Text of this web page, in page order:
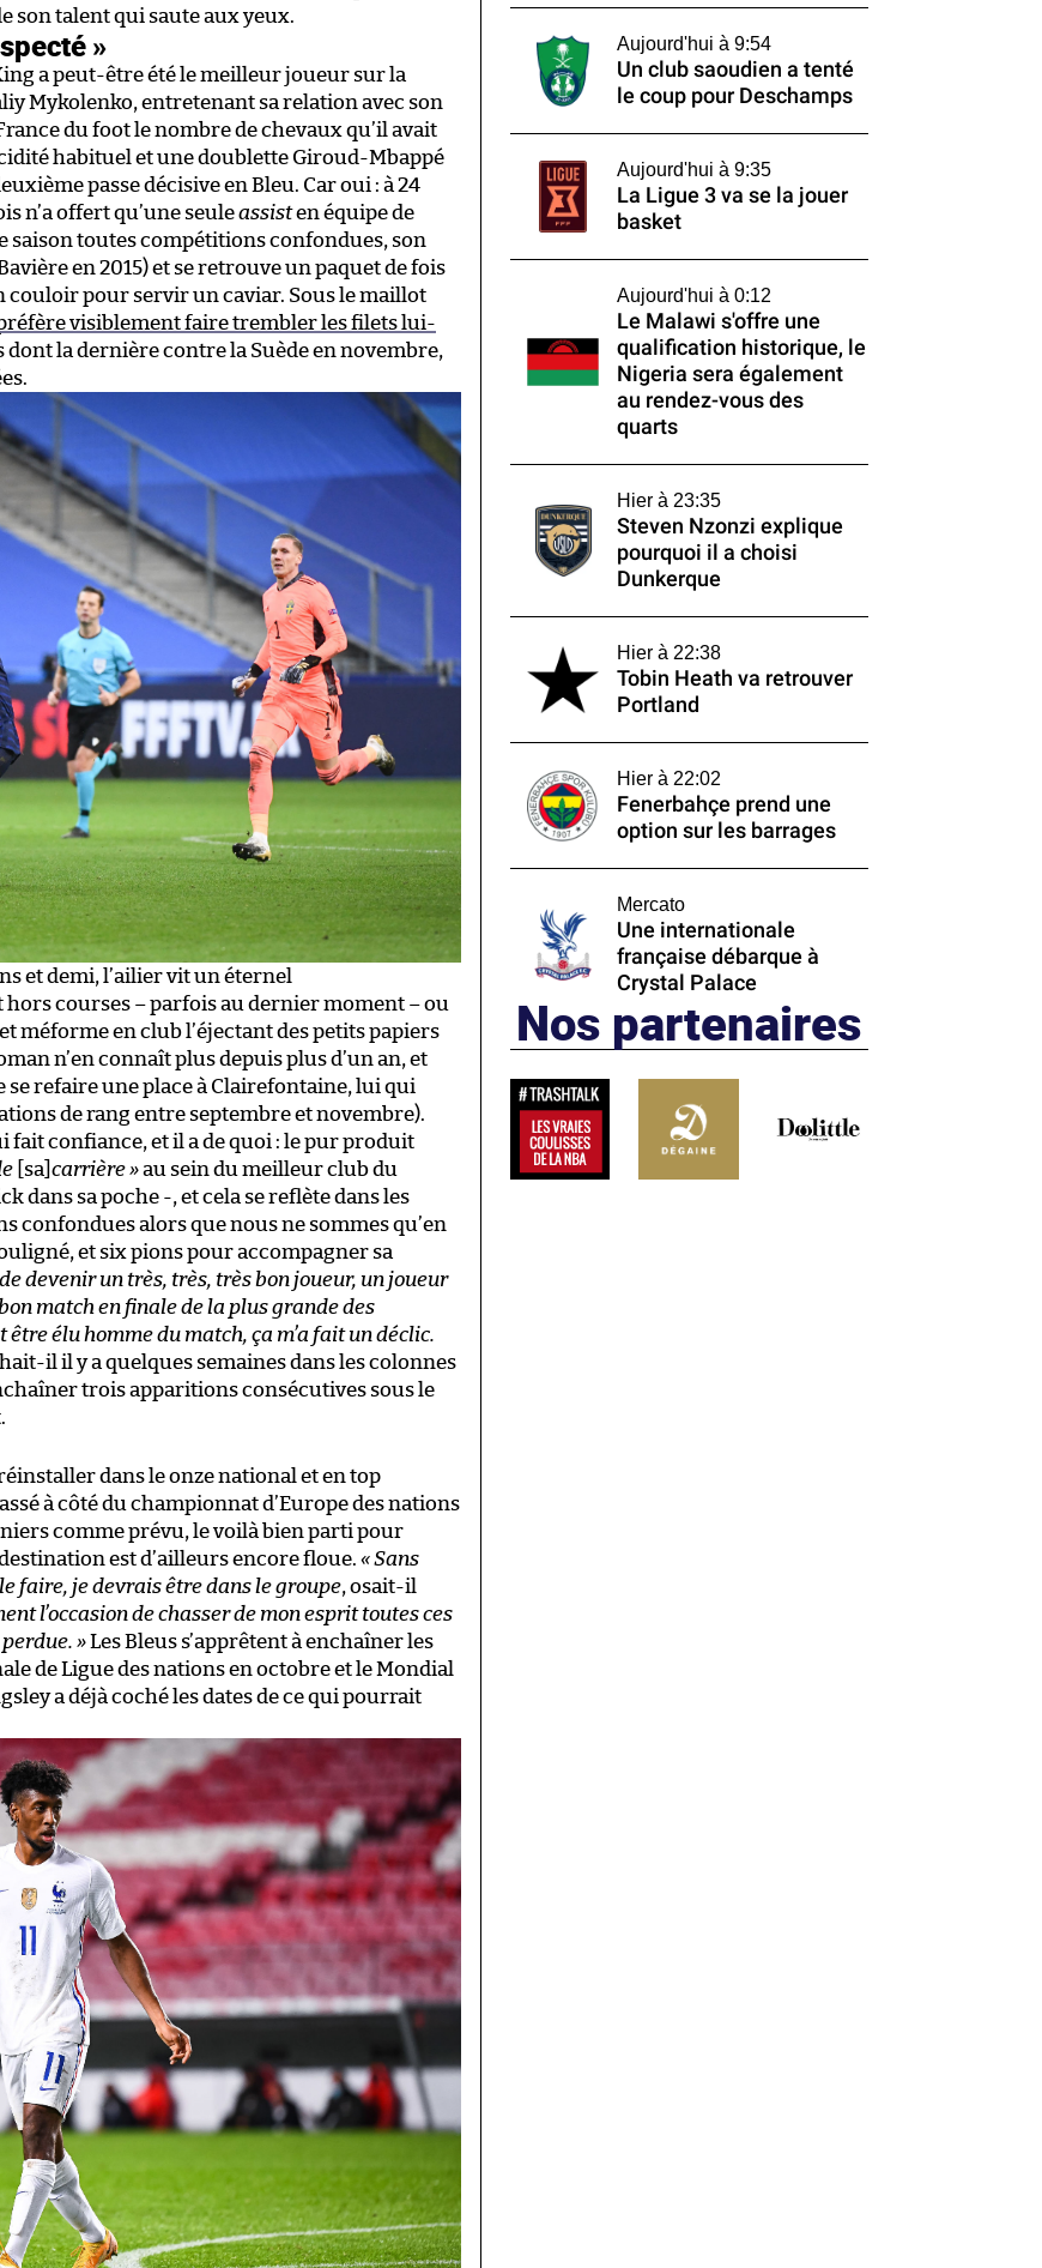
son talent qui saute aux yeux.
»
a peut-être été le meilleur joueur sur la
Mykolenko, entretenant sa relation avec son
du foot le nombre de chevaux qu’il avait
habituel et une doublette Giroud-Mbappé
passe décisive en Bleu. Car oui : à 24
n’a offert qu’une seuleassisten équipe de
saison toutes compétitions confondues, son
en 2015) et se retrouve un paquet de fois
couloir pour servir un caviar. Sous le maillot
visiblement faire trembler les filets lui-
dont la dernière contre la Suède en novembre,
et demi, l’ailier vit un éternel
courses – parfois au dernier moment – ou
méforme en club l’éjectant des petits papiers
n’en connaît plus depuis plus d’un an, et
se refaire une place à Clairefontaine, lui qui
de rang entre septembre et novembre).
fait confiance, et il a de quoi : le pur produit
[sa] carrière »au sein du meilleur club du
dans sa poche -, et cela se reflète dans les
alors que nous ne sommes qu’en
et six pions pour accompagner sa
devenir un très, très, très bon joueur, un joueur
match en finale de la plus grande des
élu homme du match, ça m’a fait un déclic.
il il y a quelques semaines dans les colonnes
trois apparitions consécutives sous le
dans le onze national et en top
à côté du championnat d’Europe des nations
comme prévu, le voilà bien parti pour
est d’ailleurs encore floue. « Sans
faire, je devrais être dans le groupe, osait-il
l’occasion de chasser de mon esprit toutes ces
»Les Bleus s’apprêtent à enchaîner les
de Ligue des nations en octobre et le Mondial
a déjà coché les dates de ce qui pourrait
Aujourd'hui à 9:54
Un club saoudien a tenté
le coup pour Deschamps
Aujourd'hui à 9:35
La Ligue 3 va se la jouer
basket
Aujourd'hui à 0:12
Le Malawi s'offre une
qualification historique, le
Nigeria sera également
au rendez-vous des
quarts
Hier à 23:35
Steven Nzonzi explique
pourquoi il a choisi
Dunkerque
Hier à 22:38
Tobin Heath va retrouver
Portland
Hier à 22:02
Fenerbahçe prend une
option sur les barrages
Mercato
Une internationale
française débarque à
Crystal Palace
Nos partenaires